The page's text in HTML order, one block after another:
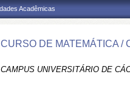
Acadêmicas
CURSO DE MATEMÁTICA /
CAMPUS UNIVERSITÁRIO DE